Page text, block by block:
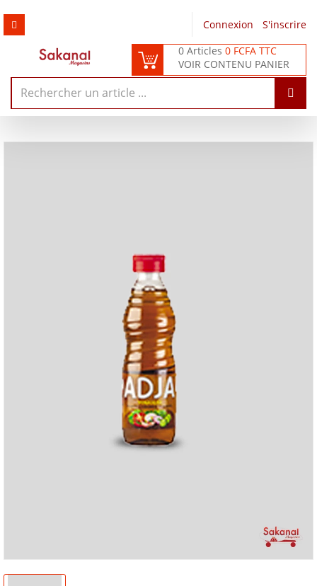
Connexion
S'inscrire
0 Articles0 FCFA TTC
VOIR CONTENU PANIER